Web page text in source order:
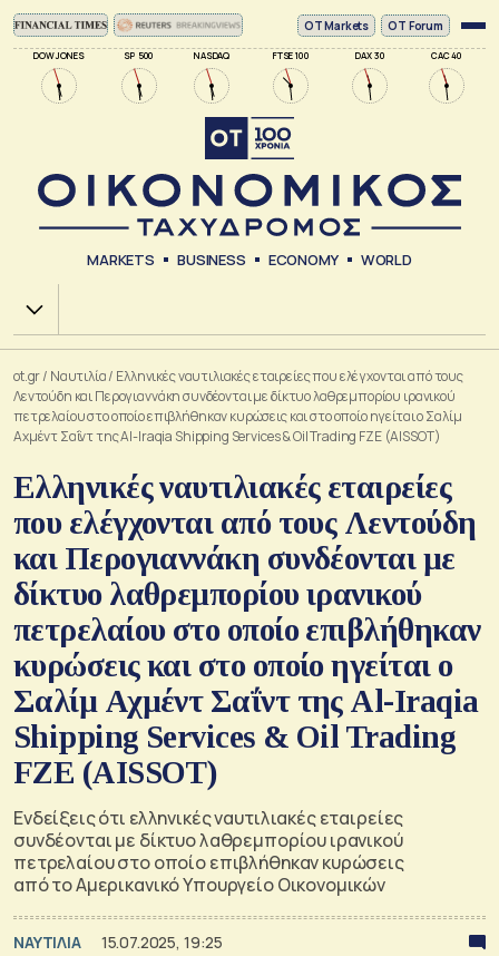
DOW JONES SP 500 NASDAQ FTSE 100 DAX 30 CAC 40
ΟΤ Markets OT Forum
MARKETS BUSINESS ECONOMY WORLD
Χ.Α.
ot.gr/ Ναυτιλία/ Ελληνικές ναυτιλιακές εταιρείες που ελέγχονται από τους
Λεντούδη και Περογιαννάκη συνδέονται με δίκτυο λαθρεμπορίου ιρανικού
πετρελαίου στο οποίο επιβλήθηκαν κυρώσεις και στο οποίο ηγείται ο Σαλίμ
Αχμέντ Σαΐντ της Al-Iraqia Shipping Services & Oil Trading FZE (AISSOT)
Ελληνικές ναυτιλιακές εταιρείες
που ελέγχονται από τους Λεντούδη
και Περογιαννάκη συνδέονται με
δίκτυο λαθρεμπορίου ιρανικού
πετρελαίου στο οποίο επιβλήθηκαν
κυρώσεις και στο οποίο ηγείται ο
Σαλίμ Αχμέντ Σαΐντ της Al-Iraqia
Shipping Services & Oil Trading
FZE (AISSOT)
Ενδείξεις ότι ελληνικές ναυτιλιακές εταιρείες
συνδέονται με δίκτυο λαθρεμπορίου ιρανικού
πετρελαίου στο οποίο επιβλήθηκαν κυρώσεις
από το Αμερικανικό Υπουργείο Οικονομικών
ΝΑΥΤΙΛΙΑ 15.07.2025, 19:25